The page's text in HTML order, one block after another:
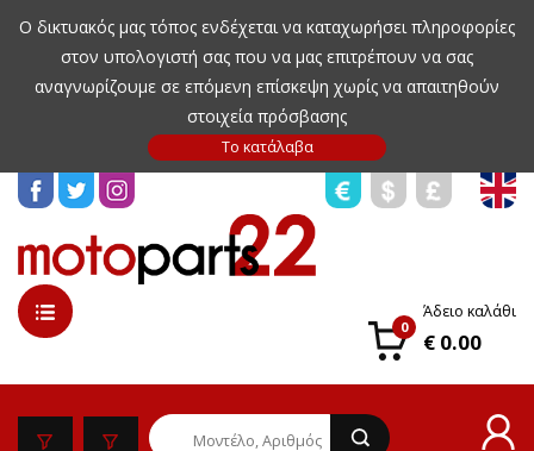
Ο δικτυακός μας τόπος ενδέχεται να καταχωρήσει πληροφορίες
στον υπολογιστή σας που να μας επιτρέπουν να σας
αναγνωρίζουμε σε επόμενη επίσκεψη χωρίς να απαιτηθούν
στοιχεία πρόσβασης
0
Άδειο καλάθι
€ 0.00